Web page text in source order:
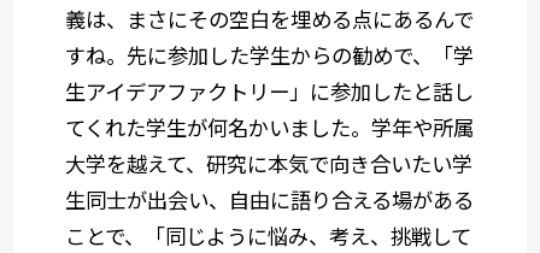
義は、まさにその空白を埋める点にあるんで
すね。先に参加した学生からの勧めで、「学
生アイデアファクトリー」に参加したと話し
てくれた学生が何名かいました。学年や所属
大学を越えて、研究に本気で向き合いたい学
生同士が出会い、自由に語り合える場がある
ことで、「同じように悩み、考え、挑戦して